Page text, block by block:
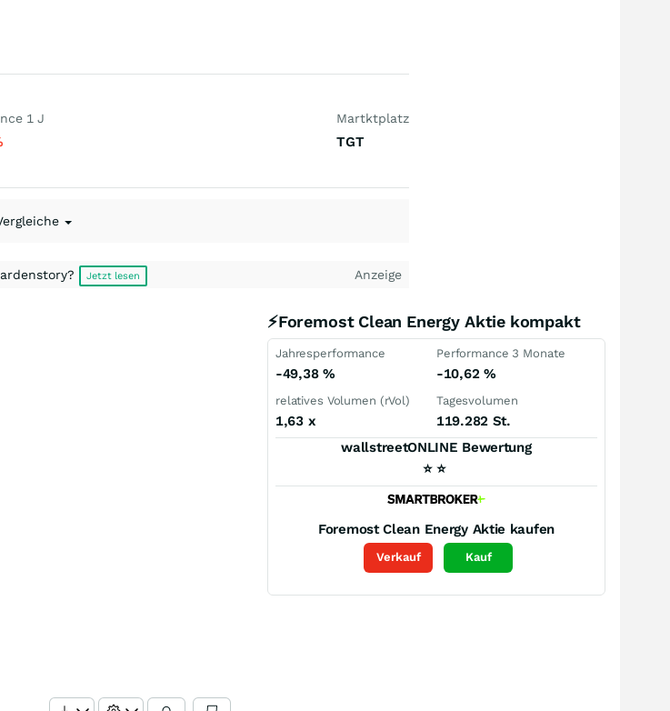
1 J Martktplatz
TGT
Jetzt lesen Anzeige
⚡Foremost Clean Energy Aktie kompakt
Jahresperformance
-49,38 %
Performance 3 Monate
-10,62 %
relatives Volumen (rVol)
1,63 x
Tagesvolumen
119.282 St.
wallstreetONLINE Bewertung
⭐ ⭐
Foremost Clean Energy Aktie kaufen
Verkauf Kauf